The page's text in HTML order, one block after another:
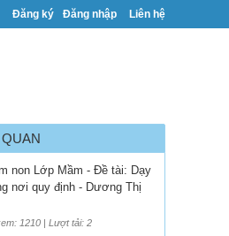
Đăng ký Đăng nhập Liên hệ
non Lớp Mầm - Đề tài: Dạy
nơi quy định - Dương Thị
1210 | Lượt tải: 2